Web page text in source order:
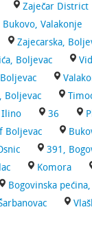
Zaječar District
Bukovo, Valakonje
Zajecarska,
Boljevac
Boljevac
Ilino 36
Boljevac
391,
Komora
Bogovinska